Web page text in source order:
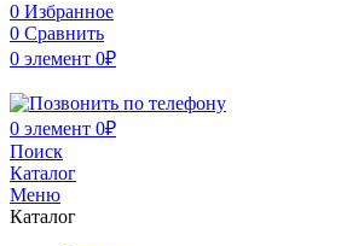
0 Избранное
0 Сравнить
0 элемент 0₽
0 элемент 0₽
Поиск
Каталог
Меню
Каталог